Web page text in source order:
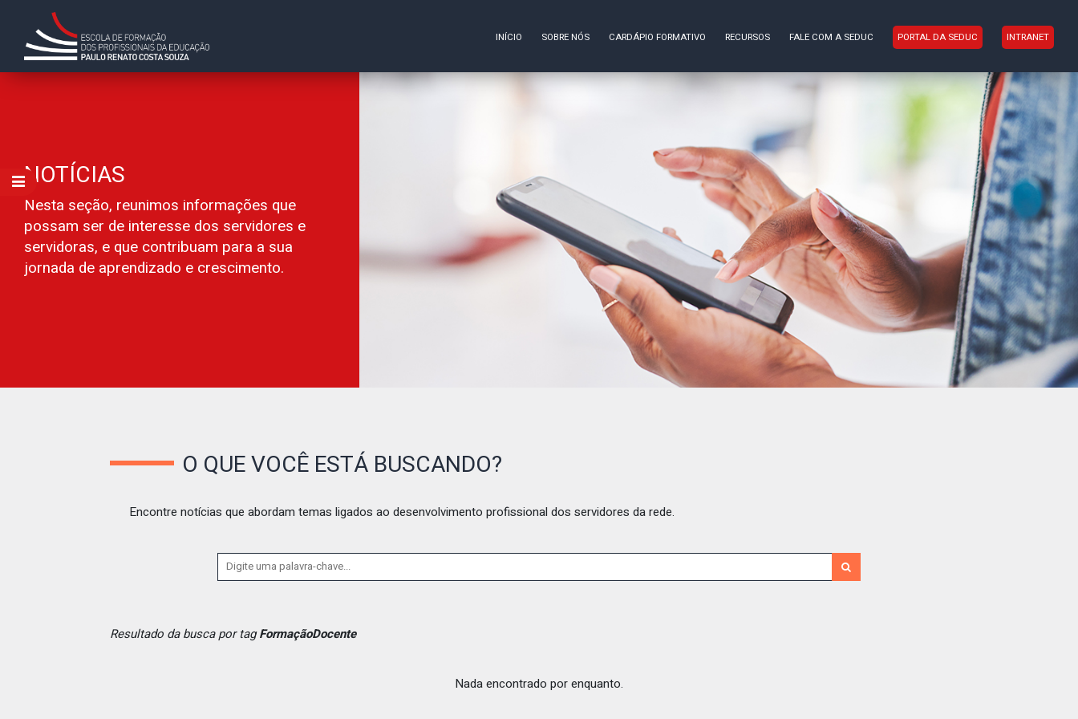
INÍCIO SOBRE NÓS CARDÁPIO FORMATIVO RECURSOS FALE COM A SEDUC PORTAL DA SEDUC INTRANET
NOTÍCIAS
Nesta seção, reunimos informações que
possam ser de interesse dos servidores e
servidoras, e que contribuam para a sua
jornada de aprendizado e crescimento.
O QUE VOCÊ ESTÁ BUSCANDO?
Encontre notícias que abordam temas ligados ao desenvolvimento profissional dos servidores da rede.
Resultado da busca por tagFormaçãoDocente
Nada encontrado por enquanto.